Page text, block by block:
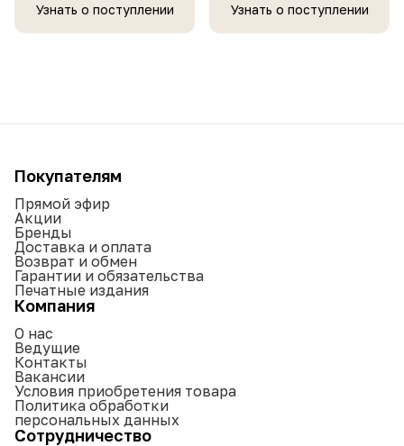
Узнать о поступлении Узнать о поступлении
Покупателям
Прямой эфир
Акции
Бренды
Доставка и оплата
Возврат и обмен
Гарантии и обязательства
Печатные издания
Компания
О нас
Ведущие
Контакты
Вакансии
Условия приобретения товара
Политика обработки
персональных данных
Сотрудничество